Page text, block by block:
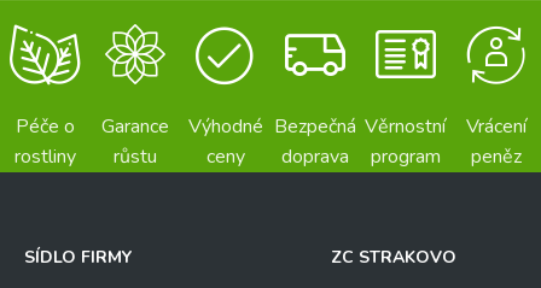
Péče o
rostliny
Garance
růstu
Výhodné
ceny
Bezpečná
doprava
Věrnostní
program
Vrácení
peněz
SÍDLO FIRMY
ZC STRAKOVO